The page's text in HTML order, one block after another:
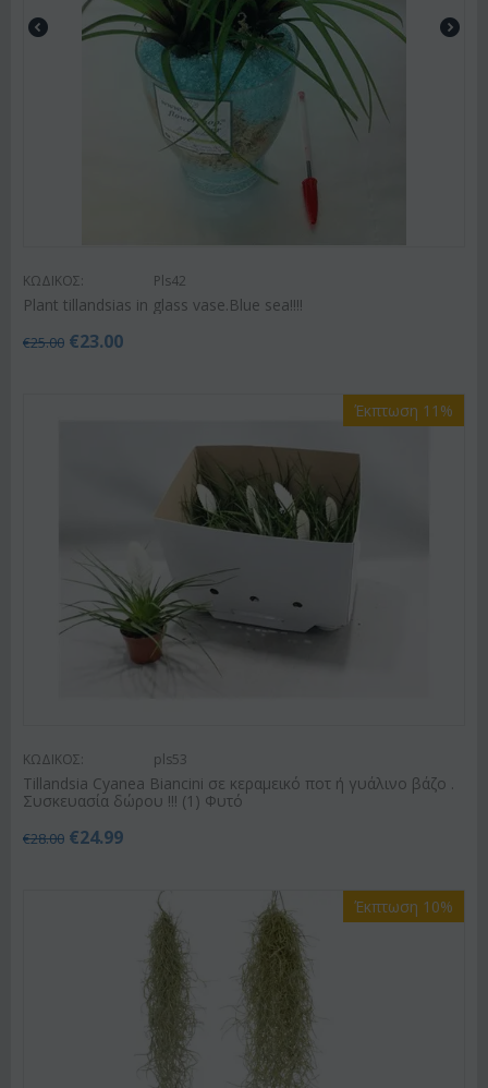
ΚΩΔΙΚΟΣ: Pls42
Plant tillandsias in glass vase.Blue sea!!!!
€25.00 €23.00
Έκπτωση 11%
ΚΩΔΙΚΟΣ: pls53
Tillandsia Cyanea Biancini σε κεραμεικό ποτ ή γυάλινο βάζο .
Συσκευασία δώρου !!! (1) Φυτό
€28.00 €24.99
Έκπτωση 10%